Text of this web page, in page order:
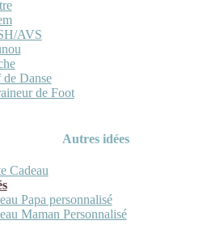
AVS
de Danse
de Foot
Autres idées
Cadeau
Papa personnalisé
Maman Personnalisé